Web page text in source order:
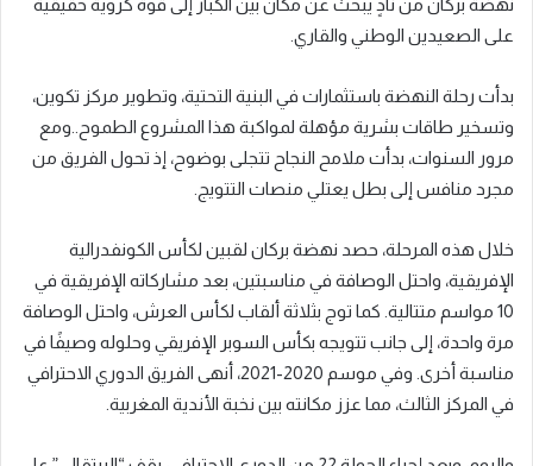
نهضة بركان من نادٍ يبحث عن مكان بين الكبار إلى قوة كروية حقيقية
على الصعيدين الوطني والقاري.
بدأت رحلة النهضة باستثمارات في البنية التحتية، وتطوير مركز تكوين،
وتسخير طاقات بشرية مؤهلة لمواكبة هذا المشروع الطموح..ومع
مرور السنوات، بدأت ملامح النجاح تتجلى بوضوح، إذ تحول الفريق من
مجرد منافس إلى بطل يعتلي منصات التتويج.
خلال هذه المرحلة، حصد نهضة بركان لقبين لكأس الكونفدرالية
الإفريقية، واحتل الوصافة في مناسبتين، بعد مشاركاته الإفريقية في
10 مواسم متتالية. كما توج بثلاثة ألقاب لكأس العرش، واحتل الوصافة
مرة واحدة، إلى جانب تتويجه بكأس السوبر الإفريقي وحلوله وصيفًا في
مناسبة أخرى. وفي موسم 2020-2021، أنهى الفريق الدوري الاحترافي
في المركز الثالث، مما عزز مكانته بين نخبة الأندية المغربية.